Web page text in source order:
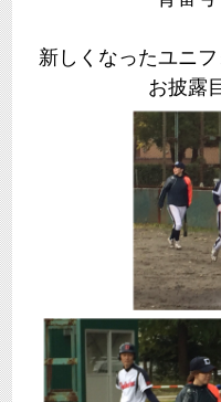
新しくなったユニ
お披露